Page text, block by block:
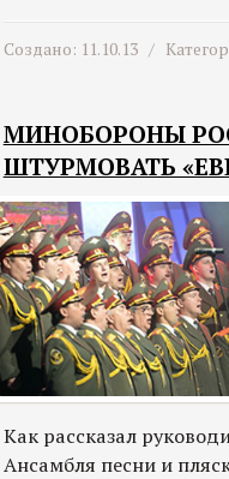
Создано: 11.10.13 /
МИНОБОРОНЫ
ШТУРМОВАТЬ
Как рассказал
Ансамбля песни и